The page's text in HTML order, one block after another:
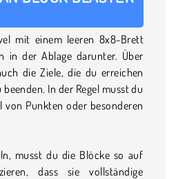
mit einem leeren 8x8-Brett
in der Ablage darunter. Über
die Ziele, die du erreichen
In der Regel musst du
von Punkten oder besonderen
musst du die Blöcke so auf
dass sie vollständige